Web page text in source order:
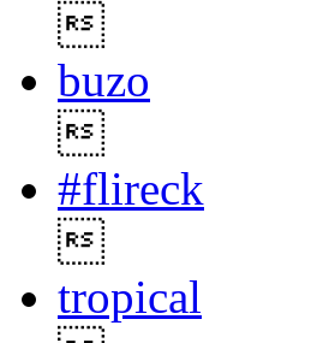
buzo
#flireck
tropical